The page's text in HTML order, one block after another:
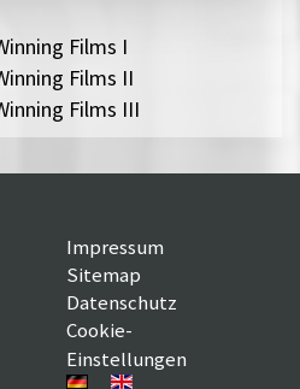
Films I
Films II
Films III
Impressum
Sitemap
Datenschutz
Cookie-
Einstellungen